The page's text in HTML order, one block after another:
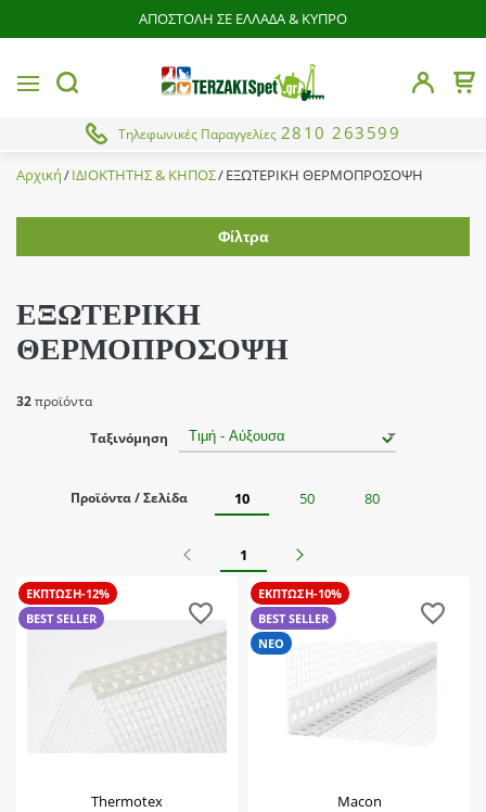
ΑΠΟΣΤΟΛΗ ΣΕ ΕΛΛΑΔΑ & ΚΥΠΡΟ
Τηλεφωνικές Παραγγελίες 2810 263599
MENUbutton.search Το
Αρχική ΙΔΙΟΚΤΗΤΗΣ & ΚΗΠΟΣ ΕΞΩΤΕΡΙΚΗ ΘΕΡΜΟΠΡΟΣΟΨΗ
Φίλτρα
Έως
Χρώμα
Γκρί
Durostick
Macon
Thermotex
Κατάσταση
0-10
20-40
Κόλλες
Παρελκόμενα
Σοβάδες Τελικής Στρώσης
ΕΞΩΤΕΡΙΚΗ
ΘΕΡΜΟΠΡΟΣΟΨΗ
32προϊόντα
Ταξινόμηση
Προϊόντα / Σελίδα 10 50 80
Προηγούμενο
1 Επόμενο
ΕΚΠΤΩΣΗ-12%
BEST SELLER
Thermotex
ΕΚΠΤΩΣΗ-10%
BEST SELLER
ΝΕΟ
Macon